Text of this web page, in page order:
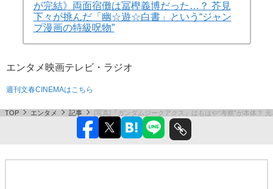
が完結》両面宿儺は冨樫義博だった…？ 芥見
下々が挑んだ「幽☆遊☆白書」という“ジャン
プ漫画の特級呪物”
エンタメ 映画テレビ・ラジオ
週刊文春CINEMAはこちら
TOP エンタメ 記事 [写真]『ガンダムジークアクス』はもはや“考察”が本体？